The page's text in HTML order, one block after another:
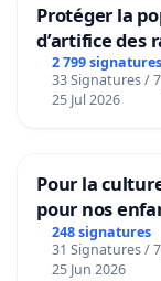
Protéger la
d’artifice des
2 799 signatures
33 Signatures /
25 Jul 2026
Pour la
pour nos
248 signatures
31 Signatures /
25 Jun 2026